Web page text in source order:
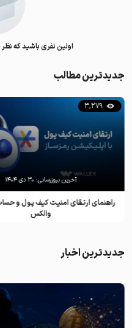
اولین نفری باشید که
جدیدترین مطالب
راهنمای ارتقای امنیت کیف پول و
والکس
3,279
آخرین بروزرسانی: ۳۰ دی ۱۴۰۴
جدیدترین اخبار